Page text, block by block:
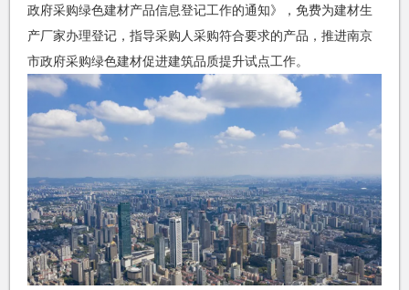
政府采购绿色建材产品信息登记工作的通知》，免费为建材生
产厂家办理登记，指导采购人采购符合要求的产品，推进南京
市政府采购绿色建材促进建筑品质提升试点工作。